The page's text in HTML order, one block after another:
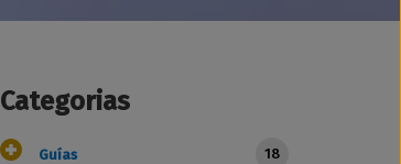
Categorias
Guías 18